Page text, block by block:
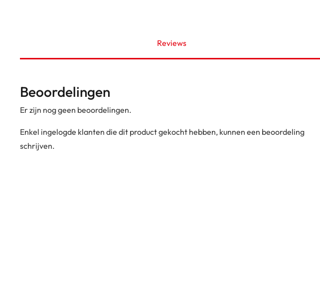
Reviews
Beoordelingen
Er zijn nog geen beoordelingen.
Enkel ingelogde klanten die dit product gekocht hebben, kunnen een beoordeling
schrijven.